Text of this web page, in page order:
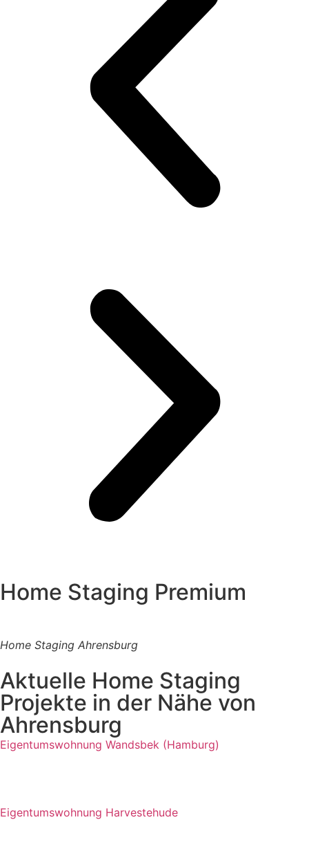
Home Staging Premium
Home Staging Ahrensburg
Aktuelle Home Staging
Projekte in der Nähe von
Ahrensburg
Eigentumswohnung Wandsbek (Hamburg)
Eigentumswohnung Harvestehude